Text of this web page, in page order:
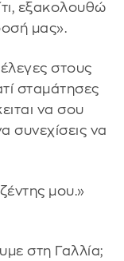
εξακολουθώ
μας».
στους
σταμάτησες
να σου
συνεχίσεις να
μου.»
στη Γαλλία;